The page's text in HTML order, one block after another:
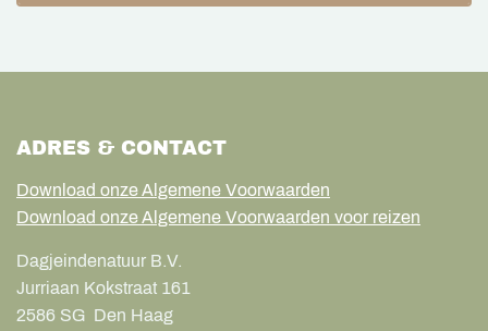
ADRES & CONTACT
Download onze Algemene Voorwaarden
Download onze Algemene Voorwaarden voor reizen
Dagjeindenatuur B.V.
Jurriaan Kokstraat 161
2586 SG Den Haag